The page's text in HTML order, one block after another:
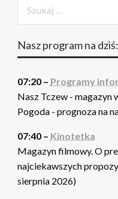
Nasz program na dziś:
07:20 – Programy
Nasz Tczew - magazyn
Pogoda - prognoza na
07:40 – Kinotetka
Magazyn filmowy. O
najciekawszych
sierpnia 2026)